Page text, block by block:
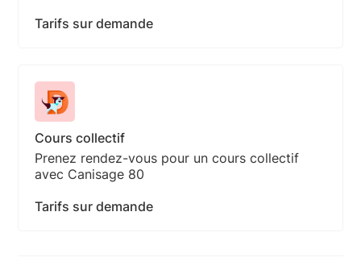
Tarifs sur demande
Cours collectif
Prenez rendez-vous pour un cours collectif
avec Canisage 80
Tarifs sur demande